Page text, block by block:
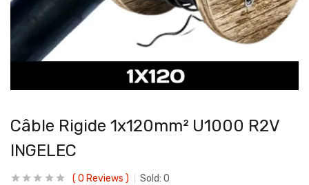
Câble Rigide 1x120mm² U1000 R2V
INGELEC
0 Reviews Sold: 0